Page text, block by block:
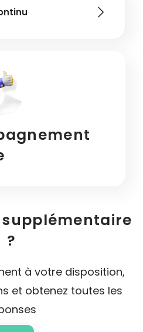
?
à votre disposition,
et obtenez toutes les